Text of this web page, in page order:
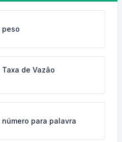
peso
de Vazão
número para palavra